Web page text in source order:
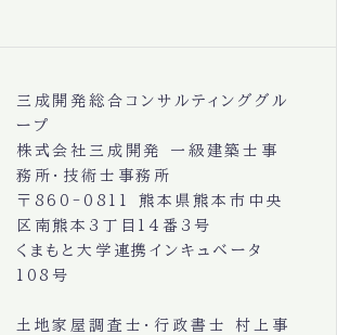
三成開発総合コンサルティンググル
ープ
株式会社三成開発 一級建築士事
務所・技術士事務所
〒860-0811 熊本県熊本市中央
区南熊本3丁目14番3号
くまもと大学連携インキュベータ
108号
土地家屋調査士・行政書士 村上事